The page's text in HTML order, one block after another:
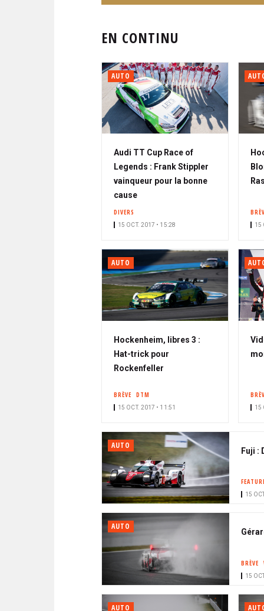
EN CONTINU
AUTO
Audi TT Cup Race of
Legends : Frank Stippler
vainqueur pour la bonne
cause
DIVERS
15 OCT. 2017 • 15:28 15
AUTO
Hockenheim, libres 3 :
Hat-trick pour
Rockenfeller
BRÈVE DTM
15 OCT. 2017 • 11:51 15
AUTO
Fuji :
15
AUTO
BRÈVE
15
AUTO